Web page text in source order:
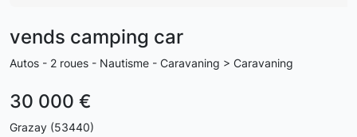
vends camping car
Autos - 2 roues - Nautisme - Caravaning > Caravaning
30 000 €
Grazay (53440)